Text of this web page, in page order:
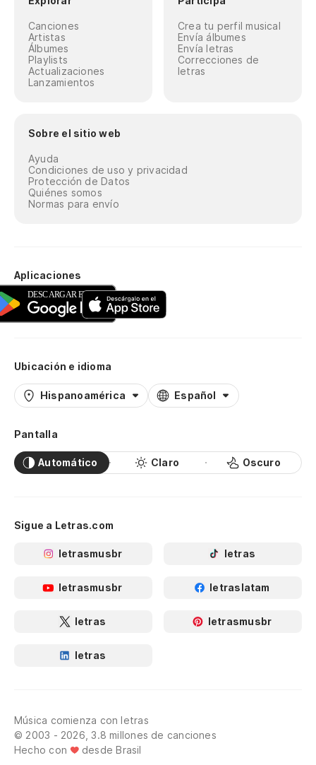
Canciones
Artistas
Álbumes
Playlists
Actualizaciones
Lanzamientos
Crea tu perfil musical
Envía álbumes
Envía letras
Correcciones de
letras
Sobre el sitio web
Ayuda
Condiciones de uso y privacidad
Protección de Datos
Quiénes somos
Normas para envío
Aplicaciones
Ubicación e idioma
Hispanoamérica Español
Pantalla
Automático Claro Oscuro
Sigue a Letras.com
letrasmusbr letras
letrasmusbr letraslatam
letras letrasmusbr
letras
Música comienza con letras
© 2003 - 2026, 3.8 millones de canciones
Hecho con
desde Brasil